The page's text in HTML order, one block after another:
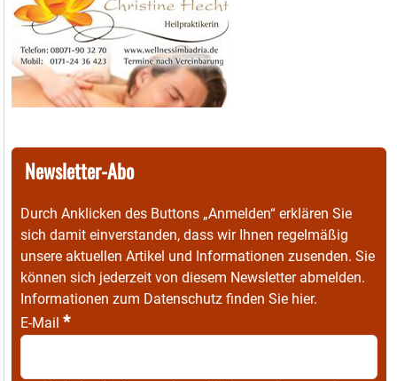
Newsletter-Abo
Durch Anklicken des Buttons „Anmelden“ erklären Sie
sich damit einverstanden, dass wir Ihnen regelmäßig
unsere aktuellen Artikel und Informationen zusenden. Sie
können sich jederzeit von diesem Newsletter abmelden.
Informationen zum Datenschutz finden Sie hier.
E-Mail *